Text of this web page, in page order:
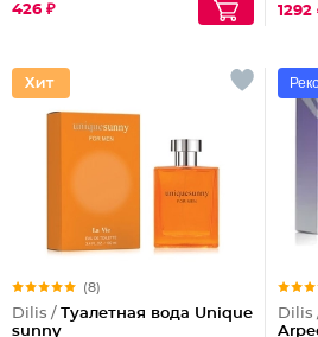
426 ₽ 1292
(8)
Dilis / Туалетная вода Unique
sunny
Dilis